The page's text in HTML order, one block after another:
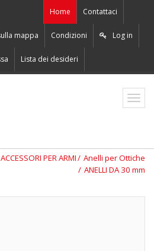
Home Contattaci
mappa Condizioni Log in
Lista dei desideri
ZO2
ACCESSORI PER ARMI
Anelli per Ottiche
ANELLI DA 30 mm